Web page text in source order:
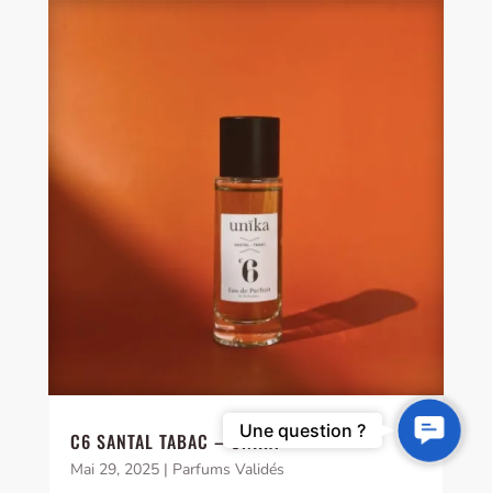
C6 SANTAL TABAC – UNIKA
Mai 29, 2025| Parfums Validés
Contact
Us
Une question ?